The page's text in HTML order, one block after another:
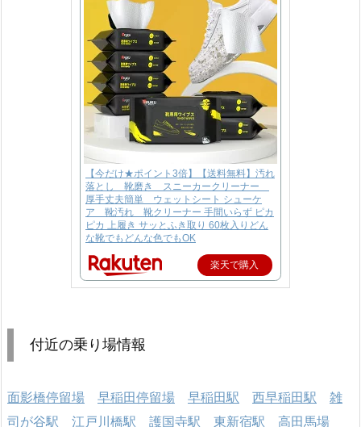
【今だけ★ポイント3倍】【送料無料】汚れ
落とし 靴磨き スニーカークリーナー
厚手丈夫簡単 ウェットシート シューケ
ア 靴汚れ 靴クリーナー 手間いらず ピカ
ピカ 上履き サッとふき取り 60枚入りどん
な靴でもどんな色でもOK
楽天で購入
付近の乗り場情報
面影橋停留場 早稲田停留場 早稲田駅 西早稲田駅
雑
司が谷駅
江戸川橋駅 護国寺駅 東新宿駅 高田馬場